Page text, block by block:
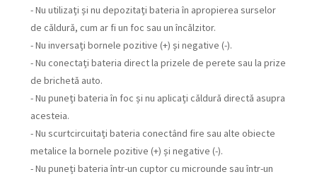
- Nu utilizați și nu depozitați bateria în apropierea surselor
de căldură, cum ar fi un foc sau un încălzitor.
- Nu inversați bornele pozitive (+) și negative (-).
- Nu conectați bateria direct la prizele de perete sau la prize
de brichetă auto.
- Nu puneți bateria în foc și nu aplicați căldură directă asupra
acesteia.
- Nu scurtcircuitați bateria conectând fire sau alte obiecte
metalice la bornele pozitive (+) și negative (-).
- Nu puneți bateria într-un cuptor cu microunde sau într-un